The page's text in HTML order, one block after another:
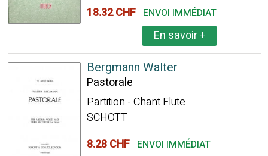
18.32 CHF ENVOI IMMÉDIAT
En savoir+
Bergmann Walter
Pastorale
Partition - Chant Flute
SCHOTT
8.28 CHF ENVOI IMMÉDIAT